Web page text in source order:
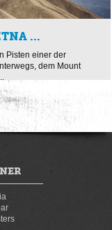
...
Pisten einer der
dem Mount